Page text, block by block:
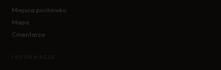
Miejsca pochówku
Mapa
Cmentarze
INFORMACJE